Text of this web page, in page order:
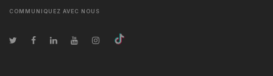
COMMUNIQUEZ AVEC NOUS